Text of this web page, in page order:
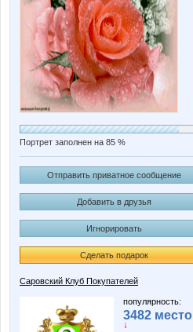
Портрет заполнен на 85 %
Отправить приватное сообщение
Добавить в друзья
Игнорировать
Сделать подарок
Саровский Клуб Покупателей
популярность:
3482 место
↓